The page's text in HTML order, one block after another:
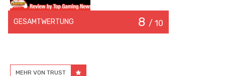
GESAMTWERTUNG 8 / 10
MEHR VON TRUST